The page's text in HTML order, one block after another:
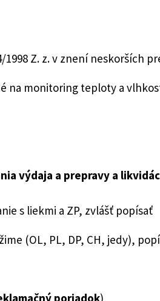
Z. z. v znení neskorších
monitoring teploty a
výdaja a prepravy a
s liekmi a ZP, zvlášť popísať
(OL, PL, DP, CH, jedy),
poriadok)